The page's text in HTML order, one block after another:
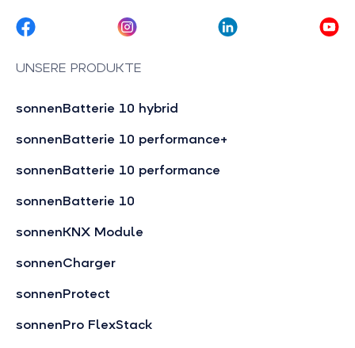
UNSERE PRODUKTE
sonnenBatterie 10 hybrid
sonnenBatterie 10 performance+
sonnenBatterie 10 performance
sonnenBatterie 10
sonnenKNX Module
sonnenCharger
sonnenProtect
sonnenPro FlexStack